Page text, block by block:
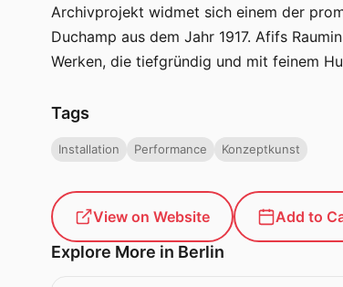
Archivprojekt widmet sich einem der
Duchamp aus dem Jahr 1917. Afifs
Werken, die tiefgründig und mit feinem
Tags
Installation Performance Konzeptkunst
View on Website Add to
Explore More in Berlin